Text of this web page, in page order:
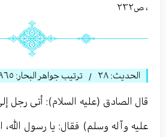
، ص٢٣٢
الحديث: ٢٨ / ترتيب جواهر البحار:
قال الصادق (عليه السلام): أتى رجل
عليه وآله وسلم) فقال: يا رسول الله،